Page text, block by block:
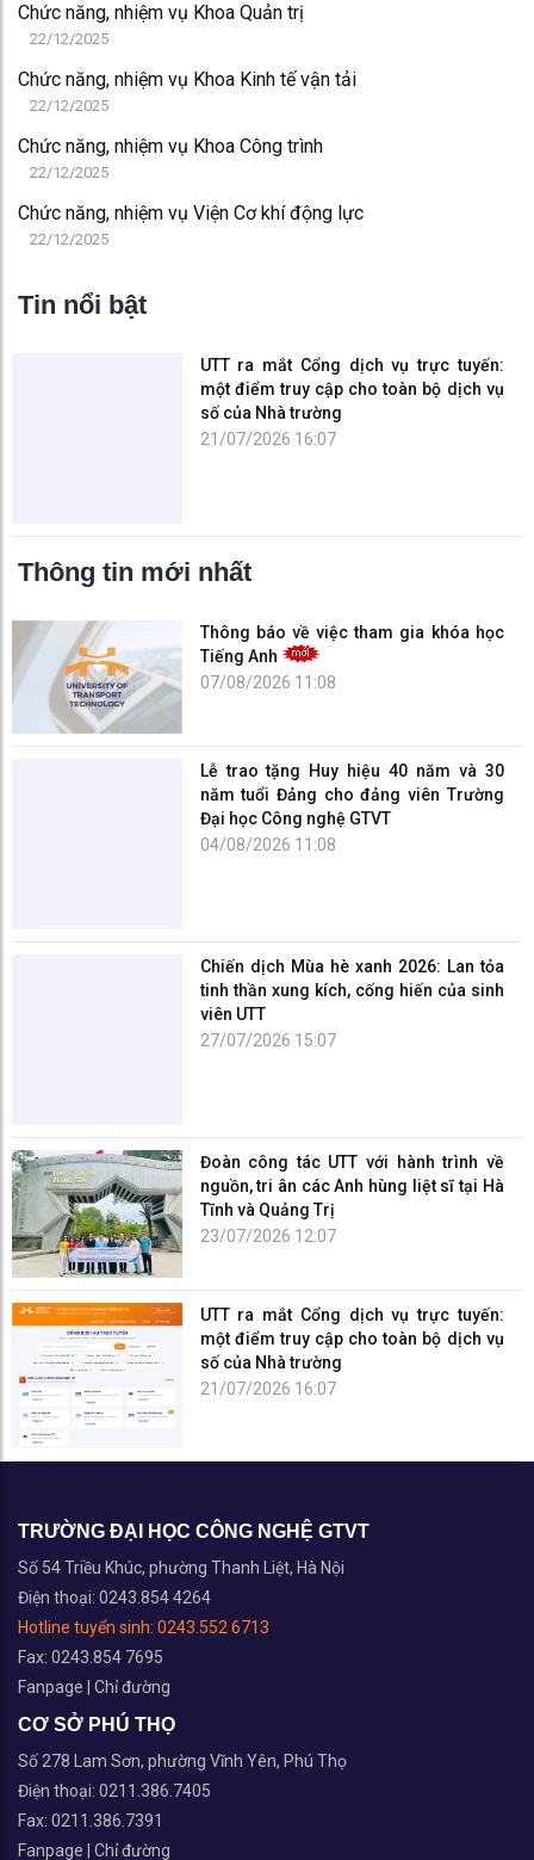
Chức năng, nhiệm vụ Khoa Quản trị
22/12/2025
Chức năng, nhiệm vụ Khoa Kinh tế vận tải
22/12/2025
Chức năng, nhiệm vụ Khoa Công trình
22/12/2025
Chức năng, nhiệm vụ Viện Cơ khí động lực
22/12/2025
Tin nổi bật
UTT ra mắt Cổng dịch vụ trực tuyến:
một điểm truy cập cho toàn bộ dịch vụ
số của Nhà trường
21/07/2026 16:07
Thông tin mới nhất
Thông báo về việc tham gia khóa học
Tiếng Anh
07/08/2026 11:08
Lễ trao tặng Huy hiệu 40 năm và 30
năm tuổi Đảng cho đảng viên Trường
Đại học Công nghệ GTVT
04/08/2026 11:08
viên UTT
27/07/2026 15:07
Đoàn công tác UTT với hành trình về
UTT ra mắt Cổng dịch vụ trực tuyến:
một điểm truy cập cho toàn bộ dịch vụ
số của Nhà trường
TRƯỜNG ĐẠI HỌC CÔNG NGHỆ GTVT
Hotline tuyển sinh:
0243.552 6713
Fax: 0243.854 7695
Fanpage|Chỉ đường
CƠ SỞ PHÚ THỌ
Số 278 Lam Sơn, phường Vĩnh Yên, Phú Thọ
Điện thoại: 0211.386.7405
Fax: 0211.386.7391
Fanpage
| Chỉ đường
TRUNG TÂM ĐÀO TẠO THÁI NGUYÊN
Số 999 Phú Thái, phường Phan Đình Phùng, Thái Nguyên
Điện thoại: 0208.385.6545